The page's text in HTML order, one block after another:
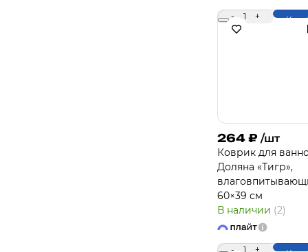
- 1 +
264 ₽ /шт
Коврик для
Доляна «Тигр»,
60×39 см
В наличии (2)
- 1 +